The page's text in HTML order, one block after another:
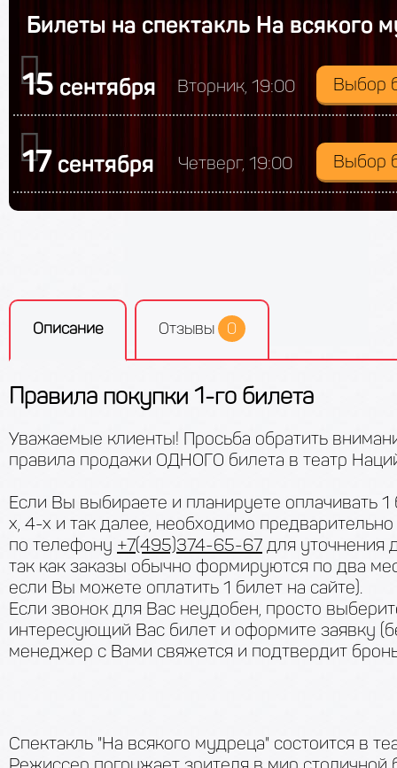
Билеты на спектакль На всякого
15 сентября Вторник, 19:00 Выбор
17 сентября Четверг, 19:00 Выбор
Описание Отзывы 0
Правила покупки 1-го билета
Уважаемые клиенты! Просьба обратить
правила продажи ОДНОГО билета в театр
Если Вы выбираете и планируете оплачивать 1
х, 4-х и так далее, необходимо предварительно
по телефону +7(495)374-65-67 для уточнения
так как заказы обычно формируются по два
если Вы можете оплатить 1 билет на сайте).
Если звонок для Вас неудобен, просто
интересующий Вас билет и оформите заявку
менеджер с Вами свяжется и подтвердит
Спектакль "На всякого мудреца" состоится в